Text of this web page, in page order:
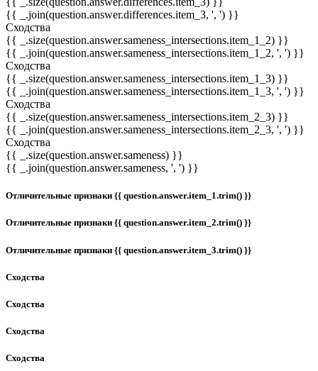
{{ _.join(question.answer.differences.item_3, ', ') }}
Сходства
{{ _.size(question.answer.sameness_intersections.item_1_2) }}
{{ _.join(question.answer.sameness_intersections.item_1_2, ', ') }}
Сходства
{{ _.size(question.answer.sameness_intersections.item_1_3) }}
{{ _.join(question.answer.sameness_intersections.item_1_3, ', ') }}
Сходства
{{ _.size(question.answer.sameness_intersections.item_2_3) }}
{{ _.join(question.answer.sameness_intersections.item_2_3, ', ') }}
Сходства
{{ _.size(question.answer.sameness) }}
{{ _.join(question.answer.sameness, ', ') }}
Отличительные признаки {{ question.answer.item_1.trim() }}
Отличительные признаки {{ question.answer.item_2.trim() }}
Отличительные признаки {{ question.answer.item_3.trim() }}
Сходства
Сходства
Сходства
Сходства